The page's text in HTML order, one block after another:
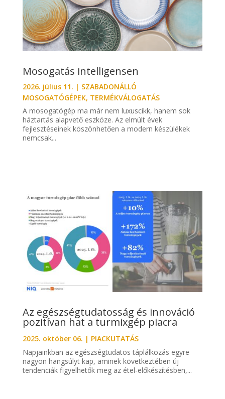
Mosogatás intelligensen
2026. július 11. | SZABADONÁLLÓ
MOSOGATÓGÉPEK, TERMÉKVÁLOGATÁS
A mosogatógép ma már nem luxuscikk, hanem sok
háztartás alapvető eszköze. Az elmúlt évek
fejlesztéseinek köszönhetően a modern készülékek
nemcsak...
Az egészségtudatosság és innováció
pozitívan hat a turmixgép piacra
2025. október 06. | PIACKUTATÁS
Napjainkban az egészségtudatos táplálkozás egyre
nagyon hangsúlyt kap, aminek következtében új
tendenciák figyelhetők meg az étel-előkészítésben,...